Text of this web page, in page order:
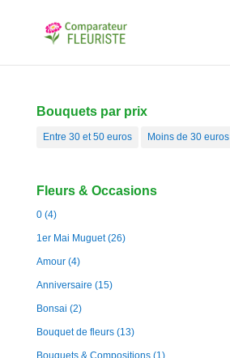
Bouquets par prix
Entre 30 et 50 euros Moins de 30 euros
Fleurs & Occasions
0 (4)
1er Mai Muguet (26)
Amour (4)
Anniversaire (15)
Bonsai (2)
Bouquet de fleurs (13)